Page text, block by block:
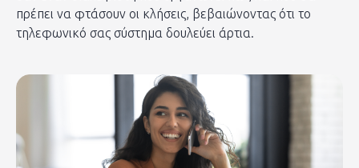
πρέπει να φτάσουν οι κλήσεις, βεβαιώνοντας ότι το
τηλεφωνικό σας σύστημα δουλεύει άρτια.